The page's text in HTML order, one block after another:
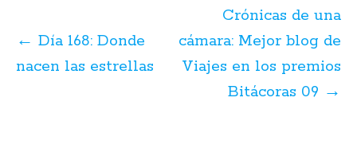
← Día 168: Donde
nacen las estrellas
Crónicas de una
cámara: Mejor blog de
Viajes en los premios
Bitácoras 09 →